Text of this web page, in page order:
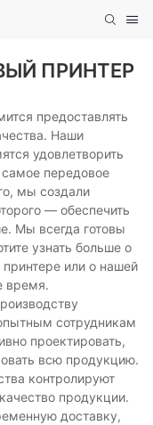
ПРИНТЕР
предоставлять
Наши
удовлетворить
самое передовое
мы создали
— обеспечить
Мы всегда готовы
узнать больше о
или о нашей
время.
сотрудникам
проектировать,
всю продукцию.
контролируют
продукции.
доставку,